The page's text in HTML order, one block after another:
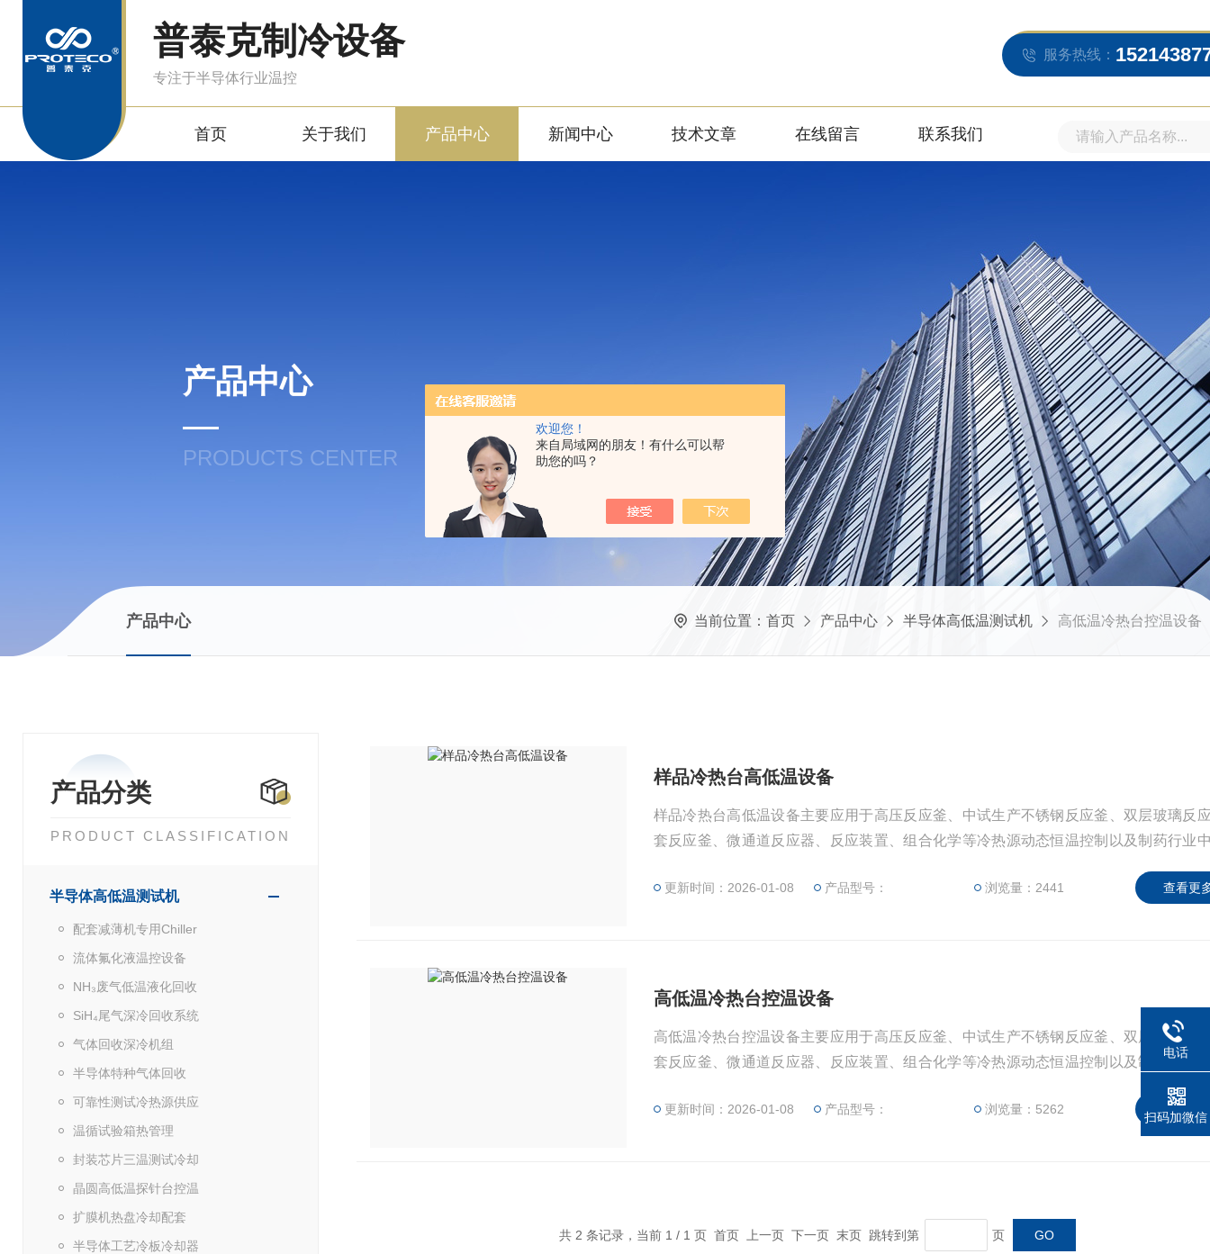
欢迎您！
来自局域网的朋友！有什么可以帮
助您的吗？
普泰克制冷设备
专注于半导体行业温控
服务热线：
首页 关于我们 产品中心 新闻中心 技术文章 在线留言 联系我们
产品中心
PRODUCTS CENTER
产品中心 当前位置： 首页 产品中心 半导体高低温测试机 高低温冷热台控温设备
产品分类
PRODUCT CLASSIFICATION
半导体高低温测试机
配套减薄机专用Chiller
流体氟化液温控设备
NH₃废气低温液化回收
SiH₄尾气深冷回收系统
气体回收深冷机组
半导体特种气体回收
可靠性测试冷热源供应
温循试验箱热管理
封装芯片三温测试冷却
晶圆高低温探针台控温
扩膜机热盘冷却配套
半导体工艺冷板冷却器
样品冷热台高低温设备
样品冷热台高低温设备主要应用于高压反应釜、中试生产不锈钢反应釜、双层玻璃反
套反应釜、微通道反应器、反应装置、组合化学等冷热源动态恒温控制以及制药行业
更新时间：2026-01-08 产品型号： 浏览量：2441 查看更
高低温冷热台控温设备
高低温冷热台控温设备主要应用于高压反应釜、中试生产不锈钢反应釜、双层玻璃反
套反应釜、微通道反应器、反应装置、组合化学等冷热源动态恒温控制以及制药行业
更新时间：2026-01-08 产品型号： 浏览量：5262 查看更
共 2 条记录，当前 1 / 1 页 首页 上一页 下一页 末页 跳转到第 页
电话
扫码加微信